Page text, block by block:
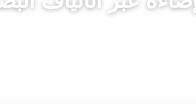
عبر الألياف